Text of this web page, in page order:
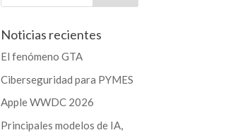
Noticias recientes
El fenómeno GTA
Ciberseguridad para PYMES
Apple WWDC 2026
Principales modelos de IA,